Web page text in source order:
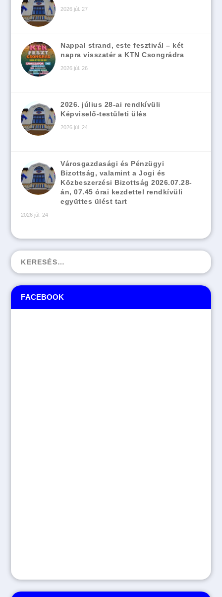
FACEBOOK
2026 júl. 27
Nappal strand, este fesztivál – két
napra visszatér a KTN Csongrádra
2026 júl. 26
2026. július 28-ai rendkívüli
Képviselő-testületi ülés
2026 júl. 24
Városgazdasági és Pénzügyi
Bizottság, valamint a Jogi és
Közbeszerzési Bizottság 2026.07.28-
án, 07.45 órai kezdettel rendkívüli
együttes ülést tart
2026 júl. 24